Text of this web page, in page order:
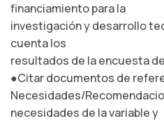
financiamiento para la
investigación y desarrollo
cuenta los
resultados de la encuesta
●Citar documentos de
Necesidades/
necesidades de la variable y